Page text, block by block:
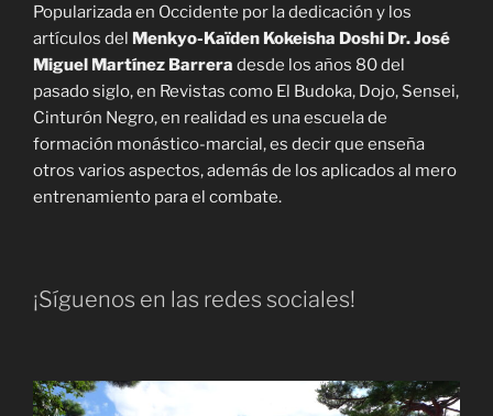
Popularizada en Occidente por la dedicación y los
artículos del Menkyo-Kaïden Kokeisha Doshi Dr. José
Miguel Martínez Barrera desde los años 80 del
pasado siglo, en Revistas como El Budoka, Dojo, Sensei,
Cinturón Negro, en realidad es una escuela de
formación monástico-marcial, es decir que enseña
otros varios aspectos, además de los aplicados al mero
entrenamiento para el combate.
¡Síguenos en las redes sociales!